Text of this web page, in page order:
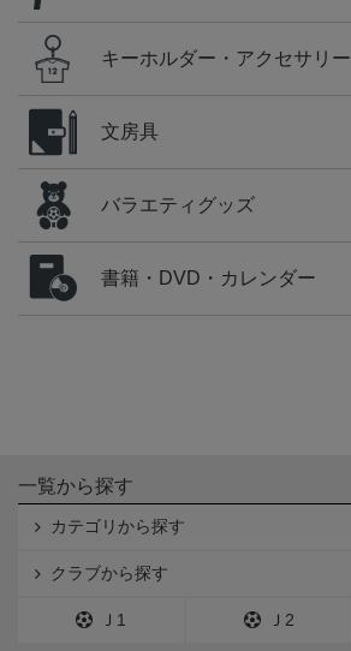
キーホルダー・アクセサリー
文房具
バラエティグッズ
書籍・DVD・カレンダー
一覧から探す
カテゴリから探す
クラブから探す
Ｊ1 Ｊ2